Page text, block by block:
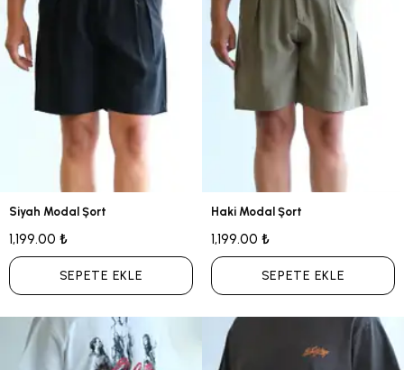
Siyah Modal Şort
1,199.00 ₺
SEPETE EKLE
Haki Modal Şort
1,199.00 ₺
SEPETE EKLE